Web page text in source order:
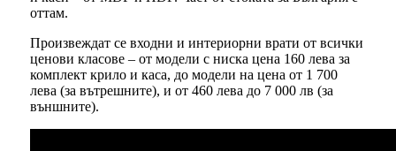
оттам.
Произвеждат се входни и интериорни врати от всички
ценови класове – от модели с ниска цена 160 лева за
комплект крило и каса, до модели на цена от 1 700
лева (за вътрешните), и от 460 лева до 7 000 лв (за
външните).